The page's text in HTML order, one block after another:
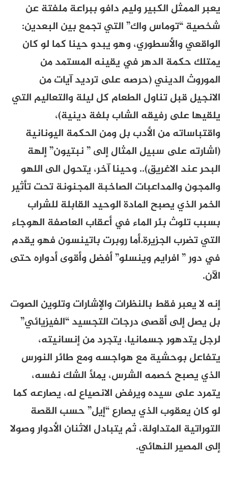
يعبر الممثل الكبير وليم دافو ببراعة ملفتة عن
شخصية “توماس واك” التي تجمع بين البعدين:
الواقعي والأسطوري، وهو يبدو حينا كما لو كان
يمتلك حكمة الدهر في يقينه المستمد من
الموروث الديني (حرصه على ترديد آيات من
الانجيل قبل تناول الطعام كل ليلة والتعاليم التي
يلقيها على رفيقه الشاب بلغة دينية)،
واقتباساته من الأدب بل ومن الحكمة اليونانية
(اشارته على سبيل المثال إلى ” نبتيون” إلهة
البحر عند الاغريق).. وحينا آخر، يتحول الى اللهو
والمجون والمداعبات الصاخبة المجنونة تحت تأثير
الخمر الذي يصبح المادة الوحيد القابلة للشراب
بسبب تلوث بئر الماء في أعقاب العاصفة الهوجاء
التي تضرب الجزيرة.أما روبرت باتينسون فهو يقدم
في دور ” افرايم وينسلو” أفضل وأقوى أدواره حتى
الآن.
إنه لا يعبر فقط بالنظرات والإشارات وتلوين الصوت
بل يصل إلى أقصى درجات التجسيد “الفيزيائي”
لرجل يتدهور جسمانيا، يتجرد من إنسانيته،
يتفاعل بوحشية مع هواجسه ومع طائر النورس
الذي يصبح خصمه الشرس، يملأ الشك نفسه،
يتمرد على سيده ويرفض الانصياع له، يصارعه كما
لو كان يعقوب الذي يصارع “إيل” حسب القصة
التوراتية المتداولة، ثم يتبادل الاثنان الأدوار وصولا
إلى المصير النهائي.